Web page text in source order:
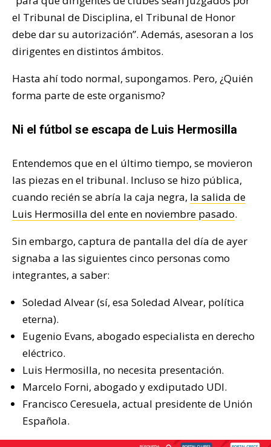
el Tribunal de Disciplina, el Tribunal de Honor
debe dar su autorización”. Además, asesoran a los
dirigentes en distintos ámbitos.
Hasta ahí todo normal, supongamos. Pero, ¿Quién
forma parte de este organismo?
Ni el fútbol se escapa de Luis Hermosilla
Entendemos que en el último tiempo, se movieron
las piezas en el tribunal. Incluso se hizo pública,
cuando recién se abría la caja negra, la salida de
Luis Hermosilla del ente en noviembre pasado.
Sin embargo, captura de pantalla del día de ayer
signaba a las siguientes cinco personas como
integrantes, a saber:
Soledad Alvear (sí, esa Soledad Alvear, política
eterna).
Eugenio Evans, abogado especialista en derecho
eléctrico.
Luis Hermosilla, no necesita presentación.
Marcelo Forni, abogado y exdiputado UDI.
Francisco Ceresuela, actual presidente de Unión
Española.